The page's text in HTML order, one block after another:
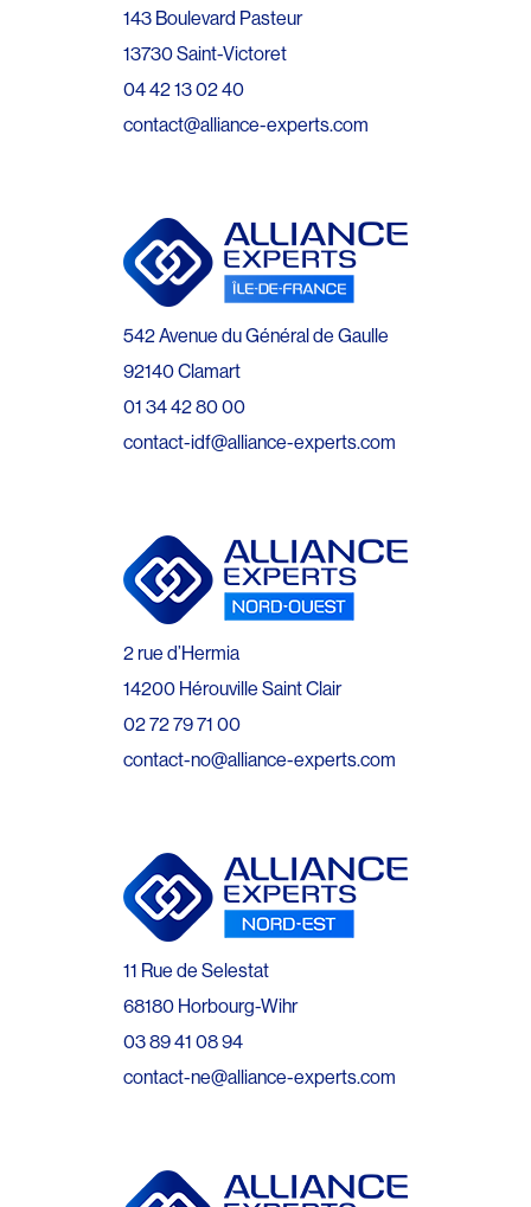
143 Boulevard Pasteur
13730 Saint-Victoret
04 42 13 02 40
contact@alliance-experts.com
542 Avenue du Général de Gaulle
92140 Clamart
01 34 42 80 00
contact-idf@alliance-experts.com
2 rue d’Hermia
14200 Hérouville Saint Clair
02 72 79 71 00
contact-no@alliance-experts.com
11 Rue de Selestat
68180 Horbourg-Wihr
03 89 41 08 94
contact-ne@alliance-experts.com